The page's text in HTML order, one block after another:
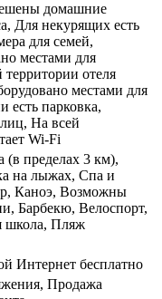
домашние
Для некурящих есть
для семей,
местами для
отеля
местами для
есть парковка,
На всей
Wi-Fi
(в пределах 3 км),
на лыжах, Спа и
Каноэ, Возможны
Барбекю, Велоспорт,
школа, Пляж
Интернет бесплатно
Продажа